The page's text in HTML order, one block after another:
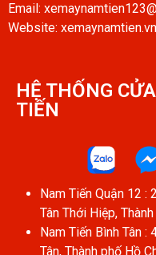
Email:
Website: xemaynamtien.vn
HỆ THỐNG
TIẾN​
Nam Tiến Quận 12 :
Tân Thới Hiệp,
Nam Tiến Bình Tân
Tân, Thành phố Hồ